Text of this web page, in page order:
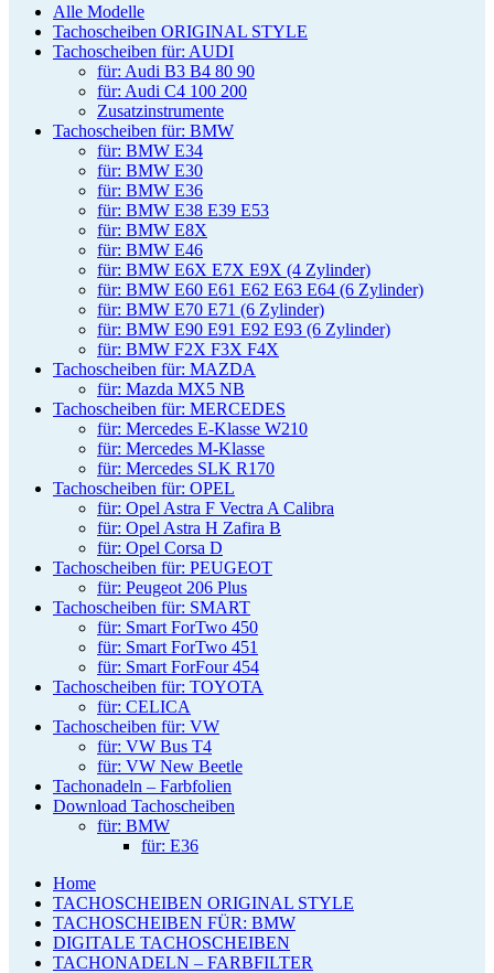
Alle Modelle
Tachoscheiben ORIGINAL STYLE
Tachoscheiben für: AUDI
für: Audi B3 B4 80 90
für: Audi C4 100 200
Zusatzinstrumente
Tachoscheiben für: BMW
für: BMW E34
für: BMW E30
für: BMW E36
für: BMW E38 E39 E53
für: BMW E8X
für: BMW E46
für: BMW E6X E7X E9X (4 Zylinder)
für: BMW E60 E61 E62 E63 E64 (6 Zylinder)
für: BMW E70 E71 (6 Zylinder)
für: BMW E90 E91 E92 E93 (6 Zylinder)
für: BMW F2X F3X F4X
Tachoscheiben für: MAZDA
für: Mazda MX5 NB
Tachoscheiben für: MERCEDES
für: Mercedes E-Klasse W210
für: Mercedes M-Klasse
für: Mercedes SLK R170
Tachoscheiben für: OPEL
für: Opel Astra F Vectra A Calibra
für: Opel Astra H Zafira B
für: Opel Corsa D
Tachoscheiben für: PEUGEOT
für: Peugeot 206 Plus
Tachoscheiben für: SMART
für: Smart ForTwo 450
für: Smart ForTwo 451
für: Smart ForFour 454
Tachoscheiben für: TOYOTA
für: CELICA
Tachoscheiben für: VW
für: VW Bus T4
für: VW New Beetle
Tachonadeln – Farbfolien
Download Tachoscheiben
für: BMW
für: E36
Home
TACHOSCHEIBEN ORIGINAL STYLE
TACHOSCHEIBEN FÜR: BMW
DIGITALE TACHOSCHEIBEN
TACHONADELN – FARBFILTER